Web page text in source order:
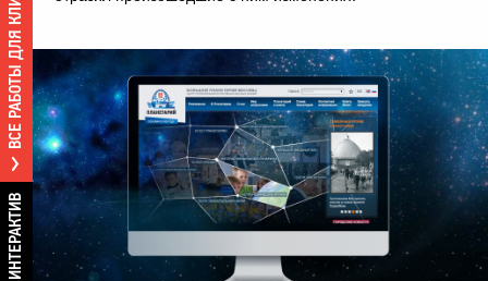
ВСЕ РАБОТЫ ДЛЯ КЛИЕНТА
ИНТЕРАКТИВ